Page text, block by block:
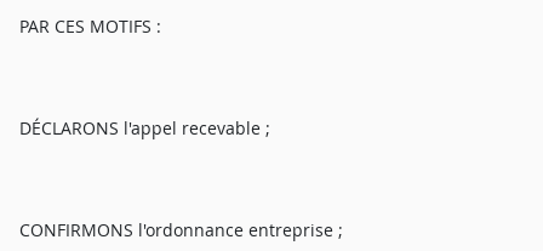
PAR CES MOTIFS :
DÉCLARONS l'appel recevable ;
CONFIRMONS l'ordonnance entreprise ;